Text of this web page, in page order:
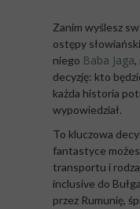
Zanim wyślesz
ostępy
niego Baba Jaga,
decyzję: kto
każda historia
wypowiedział.
To kluczowa
fantastyce
transportu i
inclusive do
przez Rumunię,